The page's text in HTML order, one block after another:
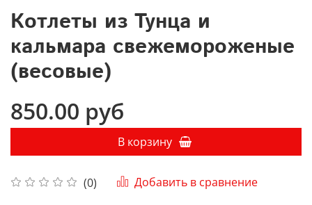
Котлеты из Тунца и
кальмара свежемороженые
(весовые)
(0) Добавить в сравнение
850.00 руб
В корзину